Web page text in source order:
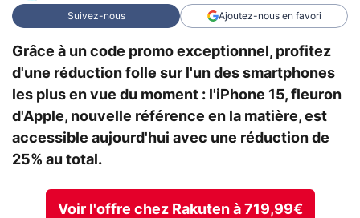
Suivez-nous Ajoutez-nous en favori
Grâce à un code promo exceptionnel, profitez
d'une réduction folle sur l'un des smartphones
les plus en vue du moment : l'iPhone 15, fleuron
d'Apple, nouvelle référence en la matière, est
accessible aujourd'hui avec une réduction de
25% au total.
Voir l'offre chez Rakuten à 719,99€